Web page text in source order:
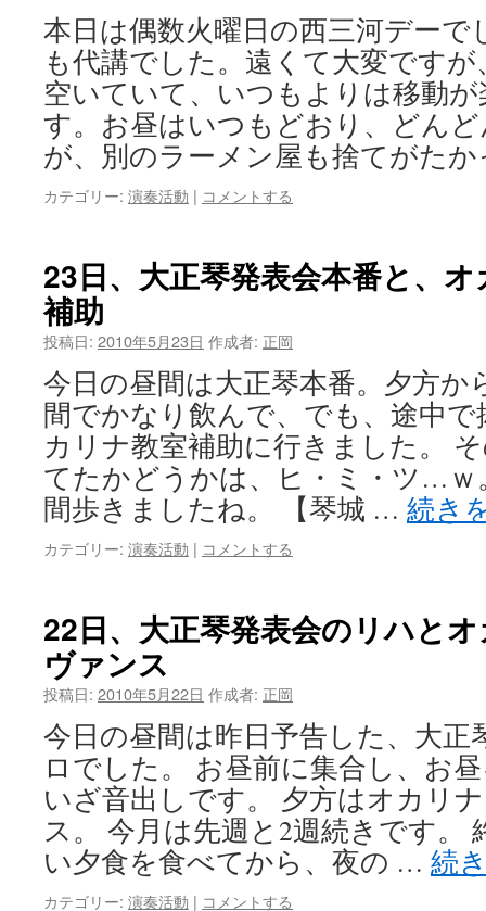
本日は偶数火曜日の西三河デーで
も代講でした。遠くて大変です
空いていて、いつもよりは移動
す。お昼はいつもどおり、どん
が、別のラーメン屋も捨てがた
カテゴリー: 演奏活動 | コメントする
23日、大正琴発表会本番と、
補助
投稿日: 2010年5月23日 作成者: 正岡
今日の昼間は大正琴本番。夕方か
間でかなり飲んで、でも、途中
カリナ教室補助に行きました。
てたかどうかは、ヒ・ミ・ツ…ｗ
間歩きましたね。 【琴城 … 続き
カテゴリー: 演奏活動 | コメントする
22日、大正琴発表会のリハと
ヴァンス
投稿日: 2010年5月22日 作成者: 正岡
今日の昼間は昨日予告した、大正
ロでした。 お昼前に集合し、お
いざ音出しです。 夕方はオカリ
ス。 今月は先週と2週続きです。
い夕食を食べてから、夜の … 続
カテゴリー: 演奏活動 | コメントする